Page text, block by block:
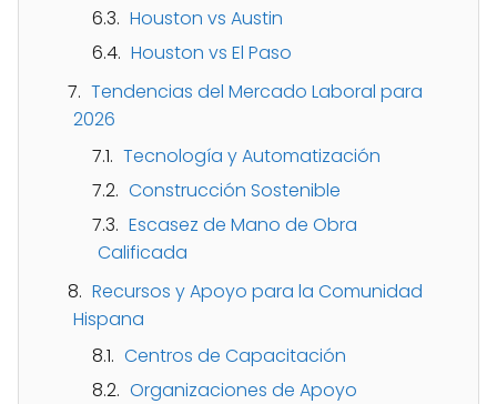
Houston vs Austin
Houston vs El Paso
Tendencias del Mercado Laboral para
2026
Tecnología y Automatización
Construcción Sostenible
Escasez de Mano de Obra
Calificada
Recursos y Apoyo para la Comunidad
Hispana
Centros de Capacitación
Organizaciones de Apoyo